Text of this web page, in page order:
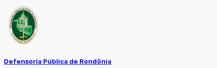
Defensoria Pública de Rondônia